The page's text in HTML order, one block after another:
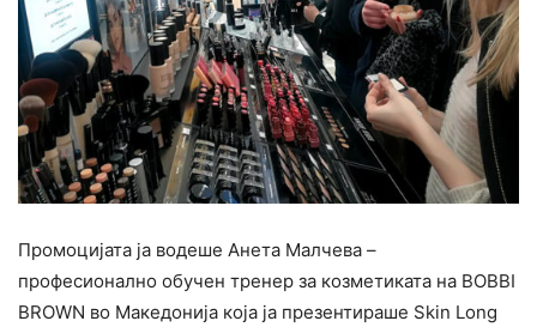
Промоцијата ја водеше Анета Малчева –
професионално обучен тренер за козметиката на BOBBI
BROWN во Македонија која ја презентираше Skin Long